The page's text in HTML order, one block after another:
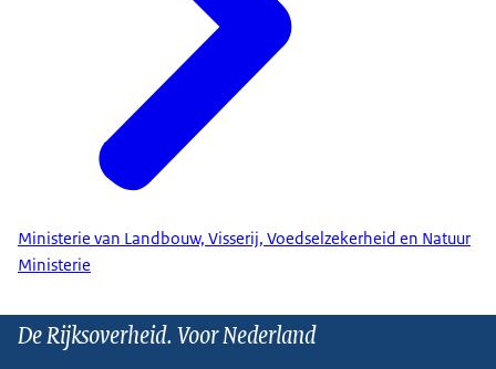
Ministerie van Landbouw, Visserij, Voedselzekerheid en Natuur
Ministerie
De Rijksoverheid. Voor Nederland